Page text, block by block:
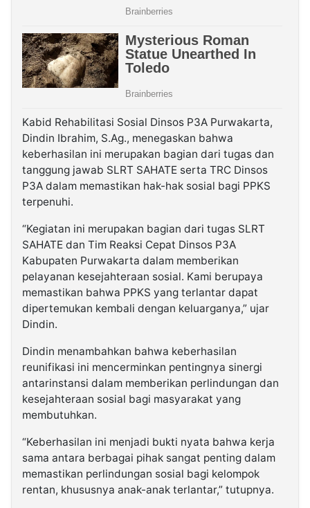
Kabid Rehabilitasi Sosial Dinsos P3A Purwakarta,
Dindin Ibrahim, S.Ag., menegaskan bahwa
keberhasilan ini merupakan bagian dari tugas dan
tanggung jawab SLRT SAHATE serta TRC Dinsos
P3A dalam memastikan hak-hak sosial bagi PPKS
terpenuhi.
“Kegiatan ini merupakan bagian dari tugas SLRT
SAHATE dan Tim Reaksi Cepat Dinsos P3A
Kabupaten Purwakarta dalam memberikan
pelayanan kesejahteraan sosial. Kami berupaya
memastikan bahwa PPKS yang terlantar dapat
dipertemukan kembali dengan keluarganya,” ujar
Dindin.
Dindin menambahkan bahwa keberhasilan
reunifikasi ini mencerminkan pentingnya sinergi
antarinstansi dalam memberikan perlindungan dan
kesejahteraan sosial bagi masyarakat yang
membutuhkan.
“Keberhasilan ini menjadi bukti nyata bahwa kerja
sama antara berbagai pihak sangat penting dalam
memastikan perlindungan sosial bagi kelompok
rentan, khususnya anak-anak terlantar,” tutupnya.